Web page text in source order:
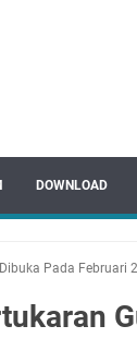
DOWNLOAD
Pada Februari